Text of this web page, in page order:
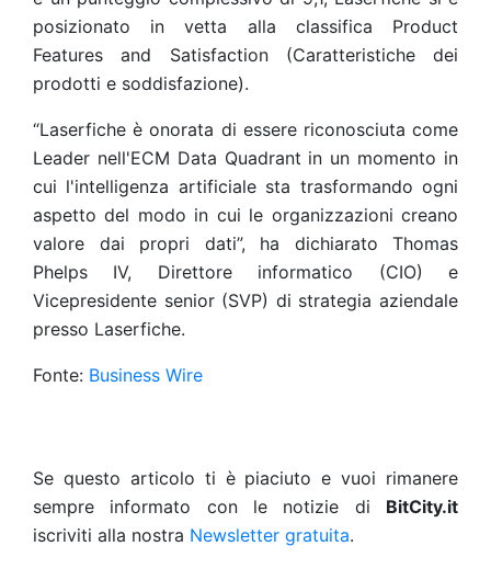
posizionato in vetta alla classifica Product
Features and Satisfaction (Caratteristiche dei
prodotti e soddisfazione).
“Laserfiche è onorata di essere riconosciuta come
Leader nell'ECM Data Quadrant in un momento in
cui l'intelligenza artificiale sta trasformando ogni
aspetto del modo in cui le organizzazioni creano
valore dai propri dati”, ha dichiarato Thomas
Phelps IV, Direttore informatico (CIO) e
Vicepresidente senior (SVP) di strategia aziendale
presso Laserfiche.
Fonte: Business Wire
Se questo articolo ti è piaciuto e vuoi rimanere
sempre informato con le notizie di BitCity.it
iscriviti alla nostra Newsletter gratuita.